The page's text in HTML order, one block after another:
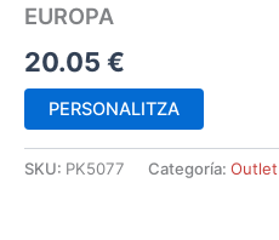
EUROPA
20.05 €
PERSONALITZA
SKU: PK5077 Categoría: Outlet